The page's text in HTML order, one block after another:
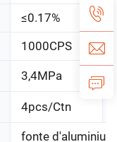
≤0.17%
1000CPS
3,4MPa
4pcs/Ctn
fonte d'aluminium